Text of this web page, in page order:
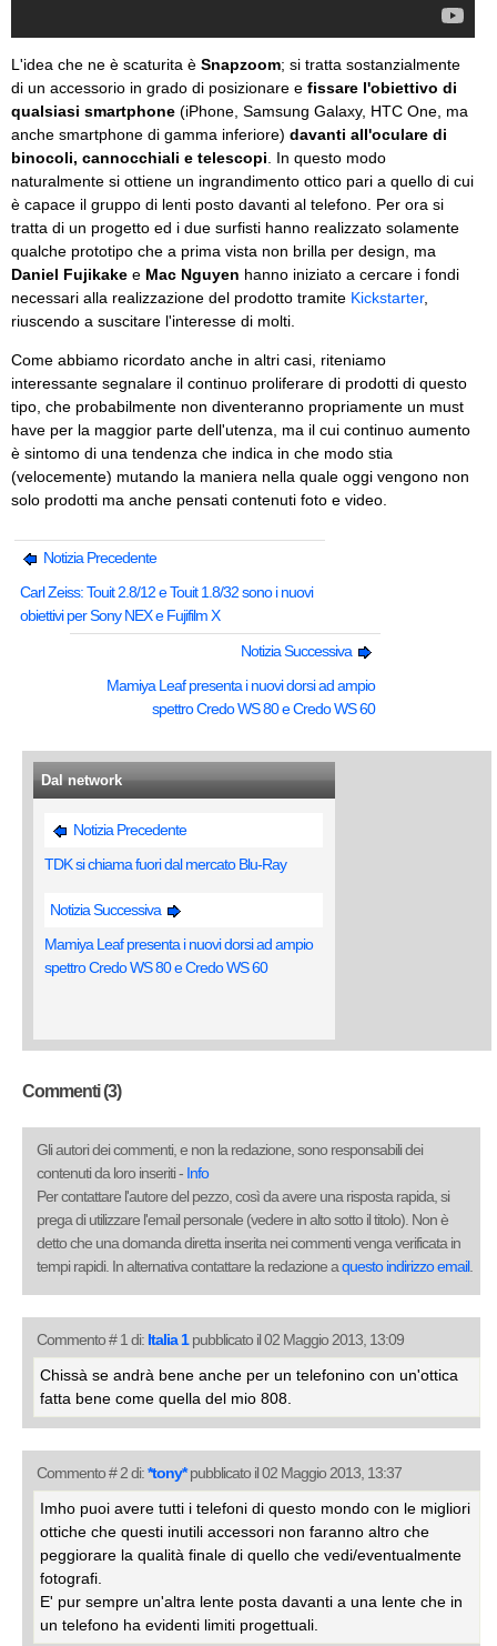
L'idea che ne è scaturita è Snapzoom; si tratta sostanzialmente
di un accessorio in grado di posizionare e fissare l'obiettivo di
qualsiasi smartphone (iPhone, Samsung Galaxy, HTC One, ma
anche smartphone di gamma inferiore) davanti all'oculare di
binocoli, cannocchiali e telescopi . In questo modo
naturalmente si ottiene un ingrandimento ottico pari a quello di cui
è capace il gruppo di lenti posto davanti al telefono. Per ora si
tratta di un progetto ed i due surfisti hanno realizzato solamente
qualche prototipo che a prima vista non brilla per design, ma
Daniel Fujikake e Mac Nguyen hanno iniziato a cercare i fondi
necessari alla realizzazione del prodotto tramite Kickstarter,
riuscendo a suscitare l'interesse di molti.
Come abbiamo ricordato anche in altri casi, riteniamo
interessante segnalare il continuo proliferare di prodotti di questo
tipo, che probabilmente non diventeranno propriamente un must
have per la maggior parte dell'utenza, ma il cui continuo aumento
è sintomo di una tendenza che indica in che modo stia
(velocemente) mutando la maniera nella quale oggi vengono non
solo prodotti ma anche pensati contenuti foto e video.
Notizia Precedente
Carl Zeiss: Touit 2.8/12 e Touit 1.8/32 sono i nuovi
obiettivi per Sony NEX e Fujifilm X
Notizia Successiva
Mamiya Leaf presenta i nuovi dorsi ad ampio
spettro Credo WS 80 e Credo WS 60
Dal network
Notizia Precedente
TDK si chiama fuori dal mercato Blu-Ray
Notizia Successiva
Mamiya Leaf presenta i nuovi dorsi ad ampio
spettro Credo WS 80 e Credo WS 60
Commenti (3)
Gli autori dei commenti, e non la redazione, sono responsabili dei
contenuti da loro inseriti - Info
Per contattare l'autore del pezzo, così da avere una risposta rapida, si
prega di utilizzare l'email personale (vedere in alto sotto il titolo). Non è
detto che una domanda diretta inserita nei commenti venga verificata in
tempi rapidi. In alternativa contattare la redazione aquesto indirizzo email.
Commento # 1 di: Italia 1pubblicato il 02 Maggio 2013, 13:09
Chissà se andrà bene anche per un telefonino con un'ottica
fatta bene come quella del mio 808.
Commento # 2 di:*tony*pubblicato il 02 Maggio 2013, 13:37
Imho puoi avere tutti i telefoni di questo mondo con le migliori
ottiche che questi inutili accessori non faranno altro che
peggiorare la qualità finale di quello che vedi/eventualmente
fotografi.
E' pur sempre un'altra lente posta davanti a una lente che in
un telefono ha evidenti limiti progettuali.